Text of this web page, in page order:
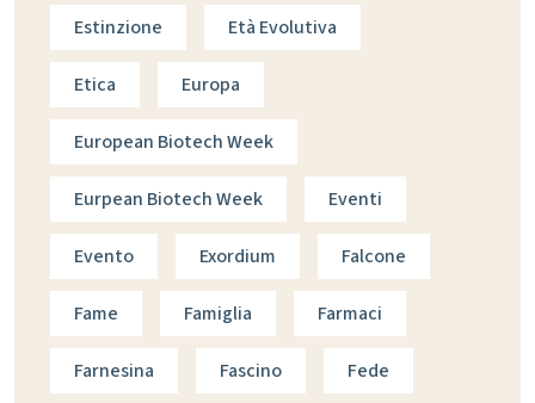
Estinzione Età Evolutiva
Etica Europa
European Biotech Week
Eurpean Biotech Week Eventi
Evento Exordium Falcone
Fame Famiglia Farmaci
Farnesina Fascino Fede